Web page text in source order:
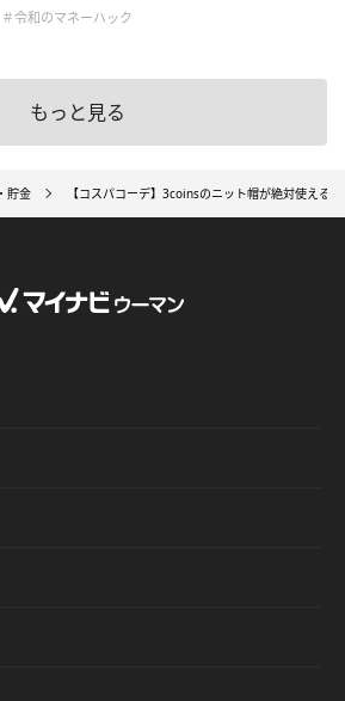
＃令和のマネーハック
もっと見る
貯金 【コスパコーデ】3coinsのニット帽が絶対使える!!